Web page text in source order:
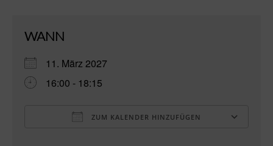
WANN
11. März 2027
16:00 - 18:15
ZUM KALENDER HINZUFÜGEN